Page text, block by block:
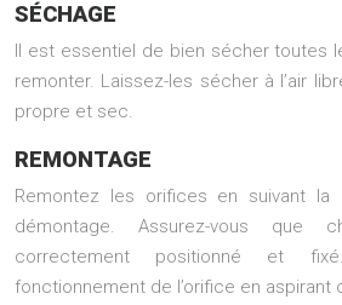
SÉCHAGE
Il est essentiel de bien sécher toutes
remonter. Laissez-les sécher à l’air
propre et sec.
REMONTAGE
Remontez les orifices en suivant la
démontage. Assurez-vous que
correctement positionné et
fonctionnement de l’orifice en aspirant